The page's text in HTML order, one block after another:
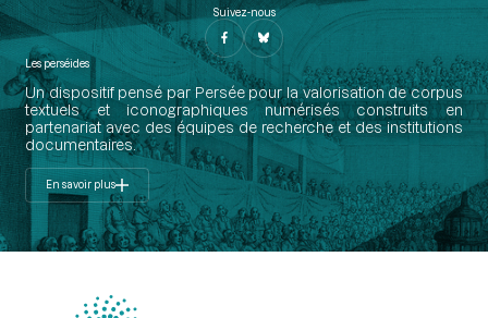
Suivez-nous
Les perséides
Un dispositif pensé par Persée pour la valorisation de corpus
textuels et iconographiques numérisés construits en
partenariat avec des équipes de recherche et des institutions
documentaires.
En savoir plus